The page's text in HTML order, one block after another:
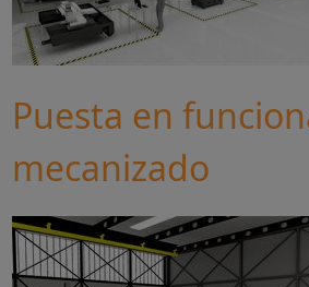
Puesta en
mecanizado